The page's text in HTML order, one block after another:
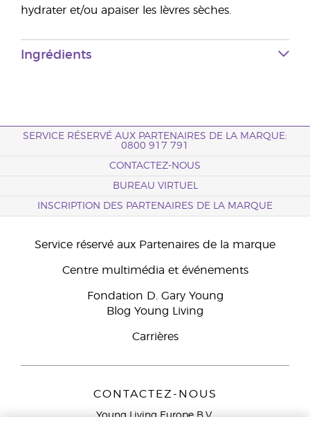
hydrater et/ou apaiser les lèvres sèches.
Ingrédients
SERVICE RÉSERVÉ AUX PARTENAIRES DE LA MARQUE:
0800 917 791
CONTACTEZ-NOUS
BUREAU VIRTUEL
INSCRIPTION DES PARTENAIRES DE LA MARQUE
Service réservé aux Partenaires de la marque
Centre multimédia et événements
Fondation D. Gary Young
Blog Young Living
Carrières
CONTACTEZ-NOUS
Young Living Europe B.V.